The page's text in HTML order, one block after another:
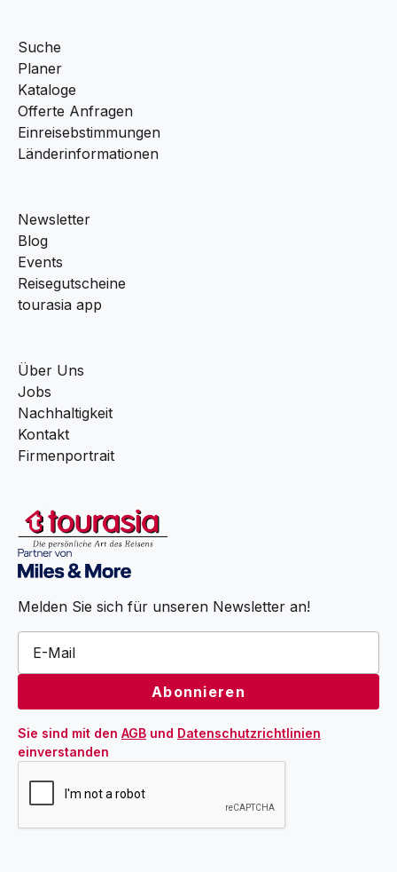
Suche
Planer
Kataloge
Offerte Anfragen
Einreisebstimmungen
Länderinformationen
Newsletter
Blog
Events
Reisegutscheine
tourasia app
Über Uns
Jobs
Nachhaltigkeit
Kontakt
Firmenportrait
Melden Sie sich für unseren Newsletter an!
Sie sind mit den AGB und Datenschutzrichtlinien
einverstanden